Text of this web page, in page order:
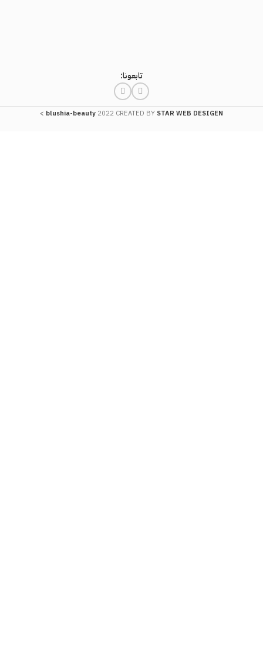
تابعونا:
blushia-beauty 2022 CREATED BY STAR WEB DESIGEN
>